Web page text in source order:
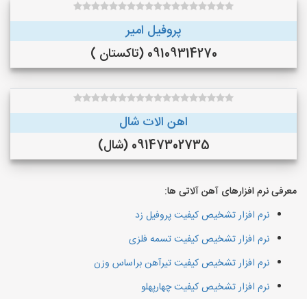
پروفیل امیر
09109314270 (تاکستان )
اهن الات شال
09147302735 (شال)
معرفی نرم افزارهای آهن آلاتی ها:
نرم افزار تشخیص کیفیت پروفیل زد
نرم افزار تشخیص کیفیت تسمه فلزی
نرم افزار تشخیص کیفیت تیرآهن براساس وزن
نرم افزار تشخیص کیفیت چهارپهلو